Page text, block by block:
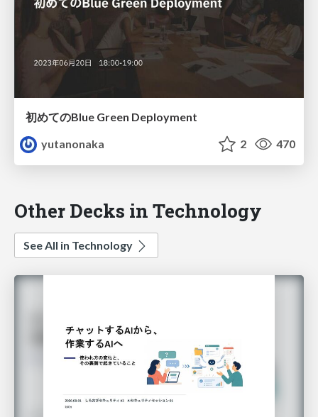
初めてのBlue Green Deployment
yutanonaka
2 470
Other Decks in Technology
See All in Technology